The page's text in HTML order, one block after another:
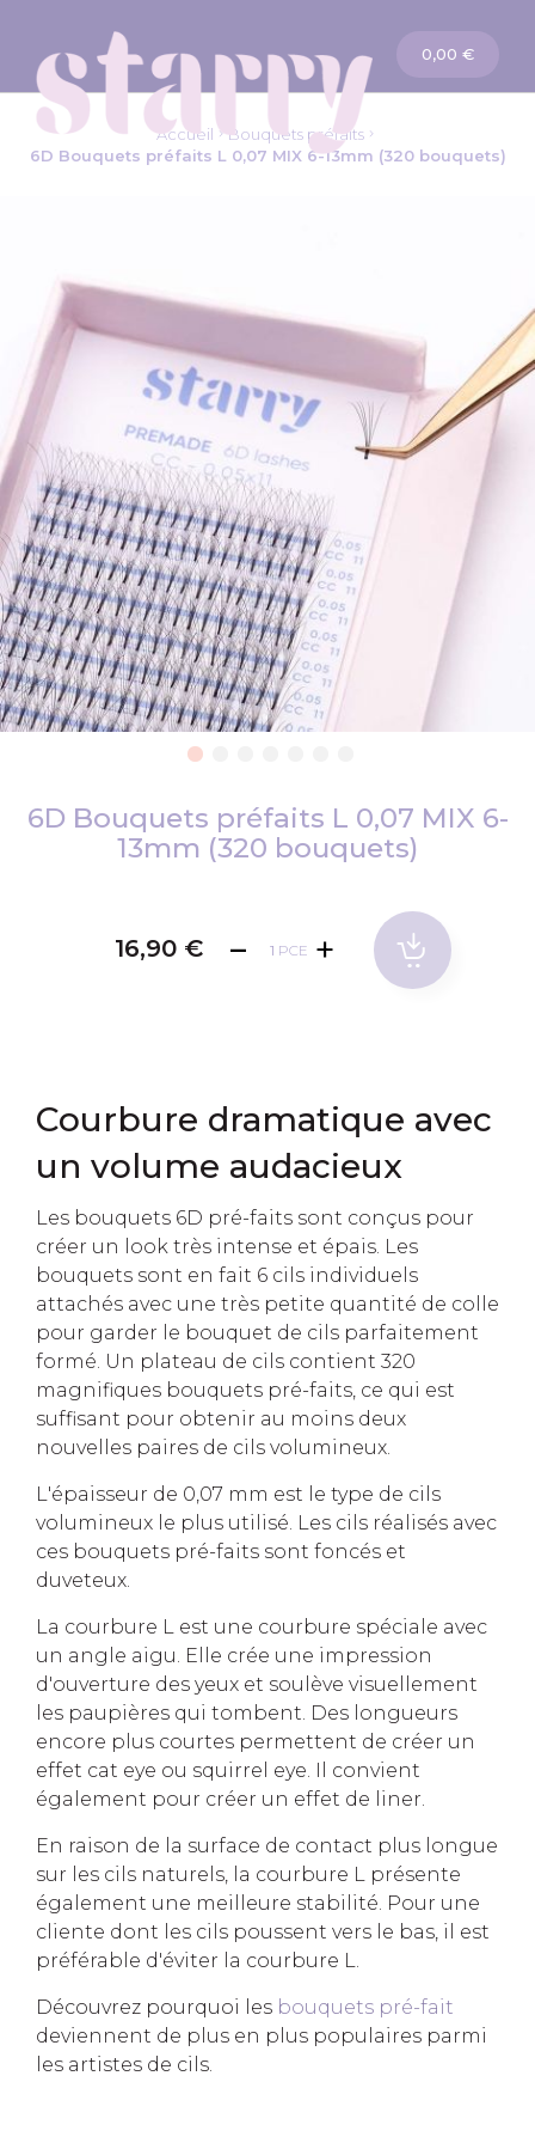
Panier
0,00 €
galerie
d’images
6D Bouquets préfaits L 0,07 MIX 6-
13mm (320 bouquets)
Accueil
Bouquets préfaits
6D Bouquets préfaits L 0,07 MIX 6-13mm (320 bouquets)
16,90 € PCE
Courbure dramatique avec
un volume audacieux
Les bouquets 6D pré-faits sont conçus pour
créer un look très intense et épais. Les
bouquets sont en fait 6 cils individuels
attachés avec une très petite quantité de colle
pour garder le bouquet de cils parfaitement
formé. Un plateau de cils contient 320
magnifiques bouquets pré-faits, ce qui est
suffisant pour obtenir au moins deux
nouvelles paires de cils volumineux.
L'épaisseur de 0,07 mm est le type de cils
volumineux le plus utilisé. Les cils réalisés avec
ces bouquets pré-faits sont foncés et
duveteux.
La courbure L est une courbure spéciale avec
un angle aigu. Elle crée une impression
d'ouverture des yeux et soulève visuellement
les paupières qui tombent. Des longueurs
encore plus courtes permettent de créer un
effet cat eye ou squirrel eye. Il convient
également pour créer un effet de liner.
En raison de la surface de contact plus longue
sur les cils naturels, la courbure L présente
également une meilleure stabilité. Pour une
cliente dont les cils poussent vers le bas, il est
préférable d'éviter la courbure L.
Découvrez pourquoi les bouquets pré-fait
deviennent de plus en plus populaires parmi
les artistes de cils.